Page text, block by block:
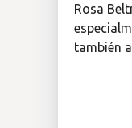
Rosa
también